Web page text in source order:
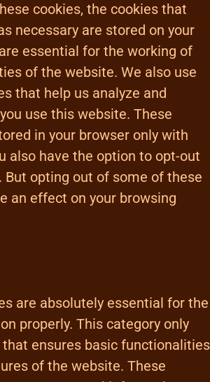
cookies, the cookies that
necessary are stored on your
essential for the working of
of the website. We also use
that help us analyze and
use this website. These
in your browser only with
also have the option to opt-out
But opting out of some of these
an effect on your browsing
are absolutely essential for the
properly. This category only
ensures basic functionalities
of the website. These